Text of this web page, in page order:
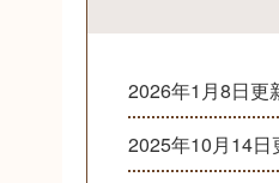
2026年1月8日更
2025年10月14日